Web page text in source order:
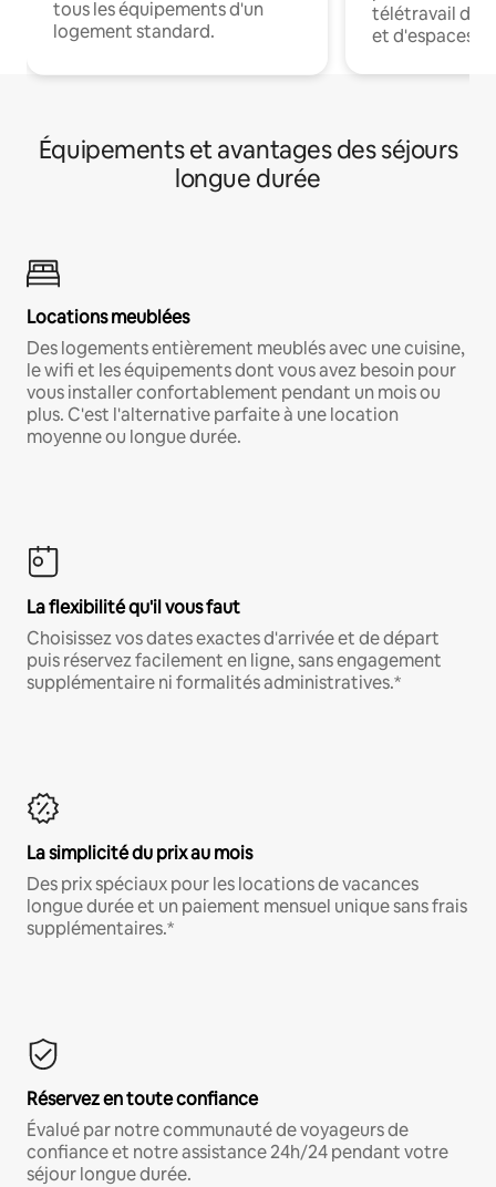
tous les équipements d'un
logement standard.
télétravail
et d'espaces
Équipements et avantages des séjours
longue durée
Locations meublées
Des logements entièrement meublés avec une cuisine,
le wifi et les équipements dont vous avez besoin pour
vous installer confortablement pendant un mois ou
plus. C'est l'alternative parfaite à une location
moyenne ou longue durée.
La flexibilité qu'il vous faut
Choisissez vos dates exactes d'arrivée et de départ
puis réservez facilement en ligne, sans engagement
supplémentaire ni formalités administratives.*
La simplicité du prix au mois
Des prix spéciaux pour les locations de vacances
longue durée et un paiement mensuel unique sans frais
supplémentaires.*
Réservez en toute confiance
Évalué par notre communauté de voyageurs de
confiance et notre assistance 24h/24 pendant votre
séjour longue durée.